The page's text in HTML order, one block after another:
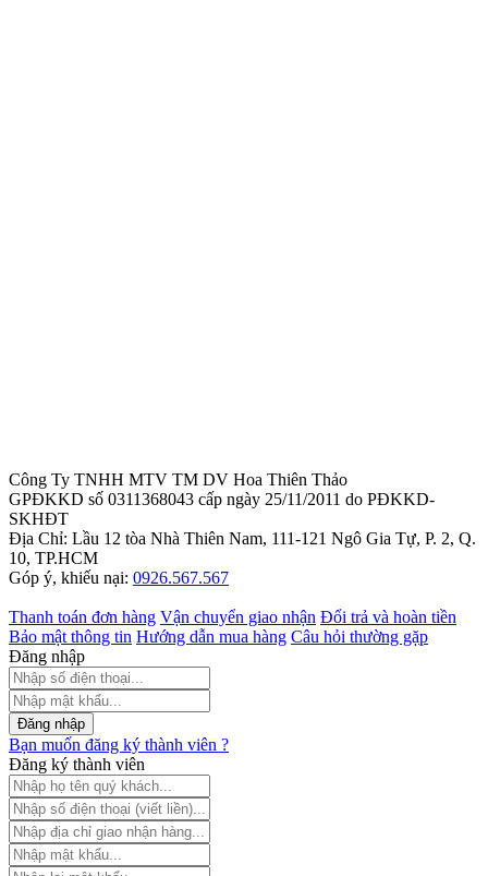
Công Ty TNHH MTV TM DV Hoa Thiên Thảo
GPĐKKD số 0311368043 cấp ngày 25/11/2011 do PĐKKD-
SKHĐT
Địa Chỉ: Lầu 12 tòa Nhà Thiên Nam, 111-121 Ngô Gia Tự, P. 2, Q.
10, TP.HCM
Góp ý, khiếu nại: 0926.567.567
Thanh toán đơn hàng Vận chuyển giao nhận Đổi trả và hoàn tiền
Bảo mật thông tin Hướng dẫn mua hàng Câu hỏi thường gặp
Đăng nhập
Đăng nhập
Bạn muốn đăng ký thành viên ?
Đăng ký thành viên